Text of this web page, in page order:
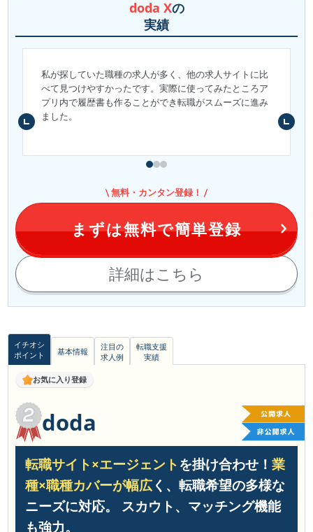
doda Xの
実績
私が探していた職種の求人が多く、他の求人サイトに比
べて見つけやすかったです。実際に使ってみたところア
プリ内で履歴書も作ることができ転職がスムーズに進み
ました。
詳細はこちら
無料・カンタン登録！
まずは無料で簡単登録
イチオシ
ポイント
基本情報
注目の
求人例
転職支援
実績
お気に入り登録
doda
転職サイト×エージェントを掛け合わせ！ 業
種×職種カバーが幅広く、転職希望の多様な
ニーズに対応。 スカウト、マッチング機能
も強力。